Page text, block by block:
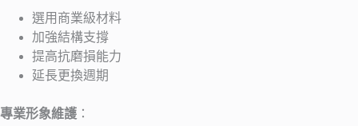
選用商業級材料
加強結構支撐
提高抗磨損能力
延長更換週期
專業形象維護 ：